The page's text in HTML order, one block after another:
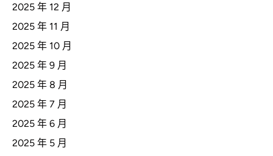
2025 年 12 月
2025 年 11 月
2025 年 10 月
2025 年 9 月
2025 年 8 月
2025 年 7 月
2025 年 6 月
2025 年 5 月